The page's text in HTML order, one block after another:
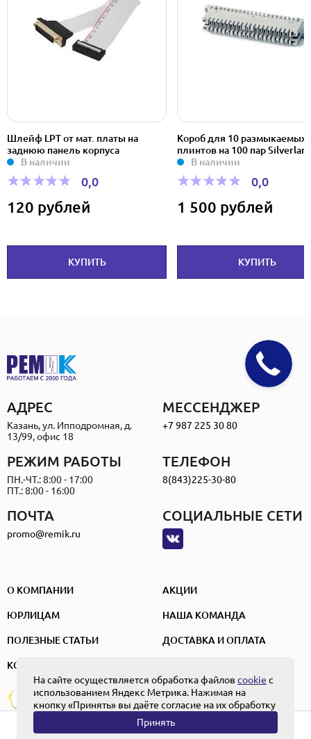
Шлейф LPT от мат. платы на
заднюю панель корпуса
В наличии
0,0
120 рублей
КУПИТЬ
Короб для 10 размыкаемых
плинтов на 100 пар Silverlan
В наличии
0,0
1 500 рублей
КУПИТЬ
АДРЕС
Казань, ул. Ипподромная, д.
13/99, офис 18
МЕССЕНДЖЕР
+7 987 225 30 80
ПОЧТА
promo@remik.ru
РЕЖИМ РАБОТЫ
ПН.-ЧТ.: 8:00 - 17:00
ПТ.: 8:00 - 16:00
ТЕЛЕФОН
8(843)225-30-80
СОЦИАЛЬНЫЕ СЕТИ
О КОМПАНИИ АКЦИИ
ЮРЛИЦАМ НАША КОМАНДА
ПОЛЕЗНЫЕ СТАТЬИ ДОСТАВКА И ОПЛАТА
КОНТАКТЫ
Создание и
продвижение
ПОЛЬЗОВАТЕЛЬСКОЕ СОГЛАШЕНИЕ
ПОЛИТИКА КОНФИДЕНЦИАЛЬНОСТИ
ПОЛОЖЕНИЕ ОБ ОБРАБОТКЕ ПЕРСОНАЛЬНЫХ ДАННЫХ
На сайте осуществляется обработка файлов cookie с
использованием Яндекс Метрика. Нажимая на
кнопку «Принять» вы даёте согласие на их обработку
Принять